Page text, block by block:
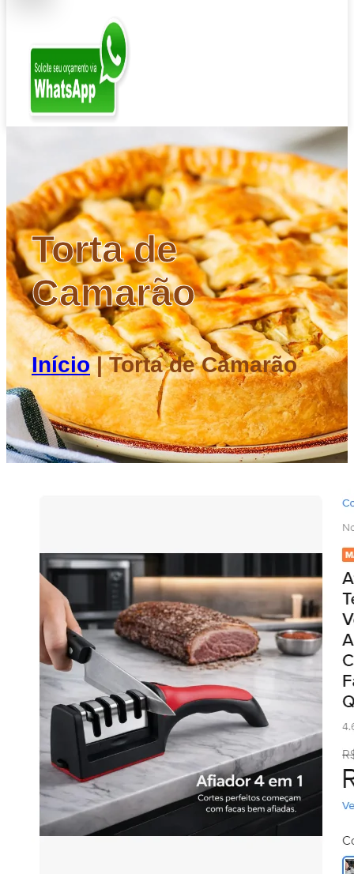
Torta de
Camarão
Início|Torta de Camarão